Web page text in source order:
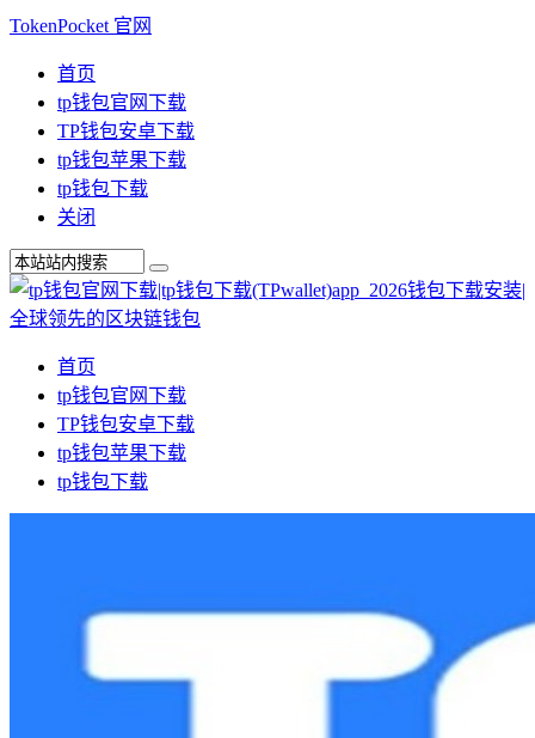
TokenPocket 官网
首页
tp钱包官网下载
TP钱包安卓下载
tp钱包苹果下载
tp钱包下载
关闭
首页
tp钱包官网下载
TP钱包安卓下载
tp钱包苹果下载
tp钱包下载